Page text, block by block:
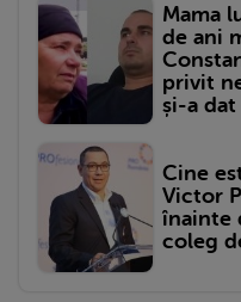
Mama
de ani
privit
și-a
Cine
Victor
înainte
coleg